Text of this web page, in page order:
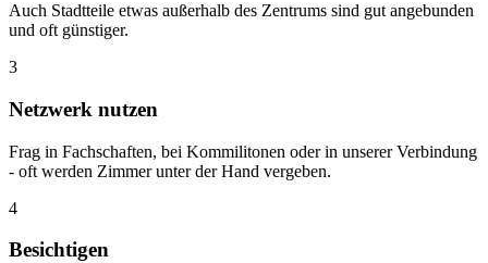
Auch Stadtteile etwas außerhalb des Zentrums sind gut angebunden
und oft günstiger.
3
Netzwerk nutzen
Frag in Fachschaften, bei Kommilitonen oder in unserer Verbindung
- oft werden Zimmer unter der Hand vergeben.
4
Besichtigen